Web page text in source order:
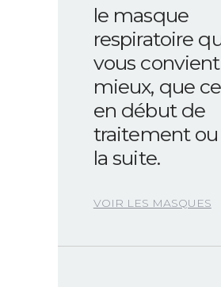
le masque
respiratoire
vous
mieux, que
en début de
traitement ou
la suite.
VOIR LES MASQUES